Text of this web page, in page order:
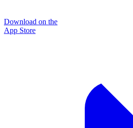
Download on the
App Store